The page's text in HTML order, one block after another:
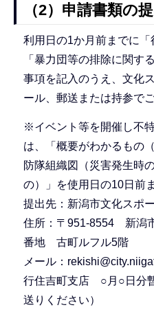
（2）申請書類の
利用日の1か月前までに「
「暴力団等の排除に関す
事項を記入のうえ、文化
ール、郵送または持参で
※イベント等を開催し不
は、「概要がわかるもの
防隊組織図（災害発生時
の）」を使用日の10日前
提出先：新潟市文化スポ
住所：〒951-8554 新潟
番地 古町ルフル5階
メール：
行住吉町支店 ○月○日分
送りください）